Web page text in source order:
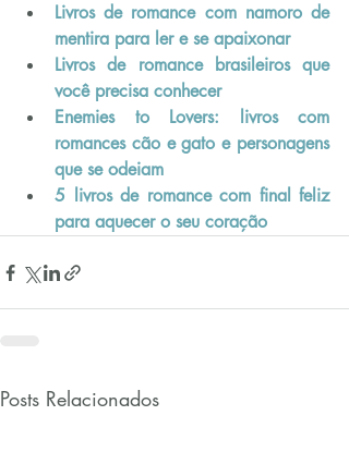
Livros de romance com namoro de
mentira para ler e se apaixonar
Livros de romance brasileiros que
você precisa conhecer
Enemies to Lovers: livros com
romances cão e gato e personagens
que se odeiam
5 livros de romance com final feliz
para aquecer o seu coração
Posts Relacionados